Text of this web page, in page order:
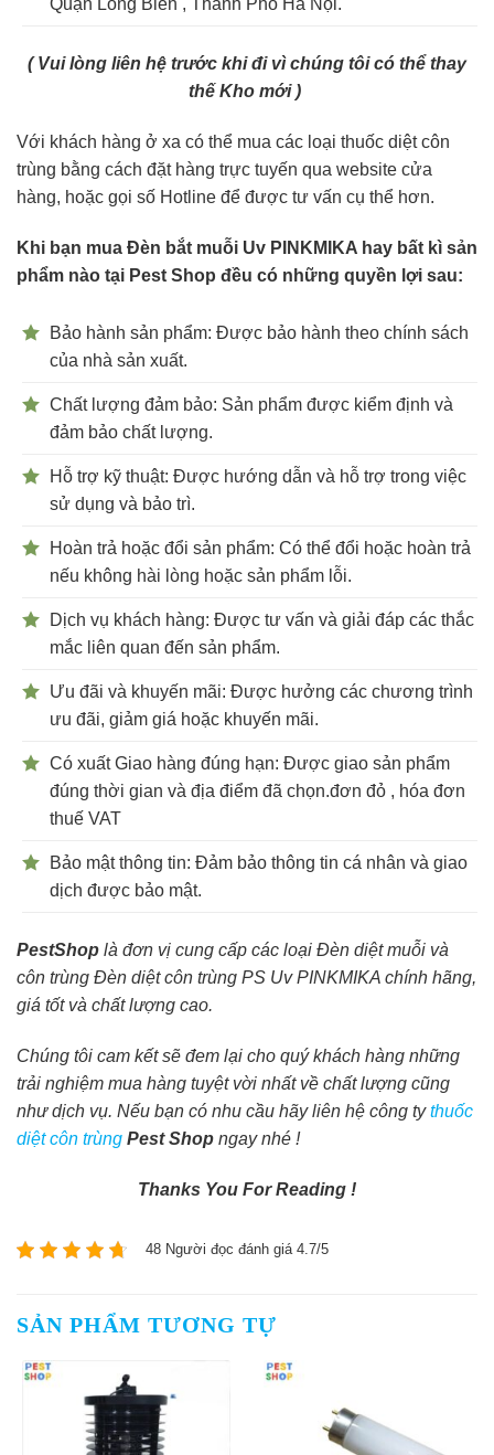
Quận Long Biên , Thành Phố Hà Nội.
( Vui lòng liên hệ trước khi đi vì chúng tôi có thể thay
thế Kho mới )
Với khách hàng ở xa có thể mua các loại thuốc diệt côn
trùng bằng cách đặt hàng trực tuyến qua website cửa
hàng, hoặc gọi số Hotline để được tư vấn cụ thể hơn.
Khi bạn mua Đèn bắt muỗi Uv PINKMIKA hay bất kì sản
phẩm nào tại Pest Shop đều có những quyền lợi sau:
Bảo hành sản phẩm: Được bảo hành theo chính sách
của nhà sản xuất.
Chất lượng đảm bảo: Sản phẩm được kiểm định và
đảm bảo chất lượng.
Hỗ trợ kỹ thuật: Được hướng dẫn và hỗ trợ trong việc
sử dụng và bảo trì.
Hoàn trả hoặc đổi sản phẩm: Có thể đổi hoặc hoàn trả
nếu không hài lòng hoặc sản phẩm lỗi.
Dịch vụ khách hàng: Được tư vấn và giải đáp các thắc
mắc liên quan đến sản phẩm.
Ưu đãi và khuyến mãi: Được hưởng các chương trình
ưu đãi, giảm giá hoặc khuyến mãi.
Có xuất Giao hàng đúng hạn: Được giao sản phẩm
đúng thời gian và địa điểm đã chọn.đơn đỏ , hóa đơn
thuế VAT
Bảo mật thông tin: Đảm bảo thông tin cá nhân và giao
dịch được bảo mật.
PestShop là đơn vị cung cấp các loại Đèn diệt muỗi và
côn trùng Đèn diệt côn trùng PS Uv PINKMIKA chính hãng,
giá tốt và chất lượng cao.
Chúng tôi cam kết sẽ đem lại cho quý khách hàng những
trải nghiệm mua hàng tuyệt vời nhất về chất lượng cũng
như dịch vụ. Nếu bạn có nhu cầu hãy liên hệ công tythuốc
diệt côn trùng Pest Shop ngay nhé !
Thanks You For Reading !
48 Người đọc đánh giá 4.7/5
SẢN PHẨM TƯƠNG TỰ